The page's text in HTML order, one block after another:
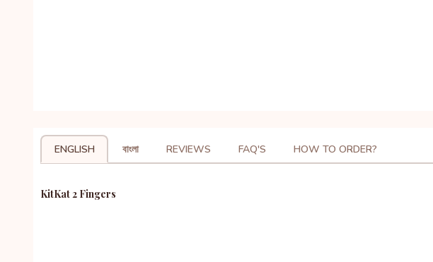
ENGLISH বাংলা REVIEWS FAQ'S HOW TO ORDER?
KitKat 2 Fingers